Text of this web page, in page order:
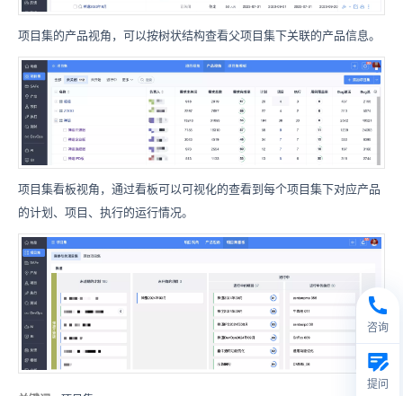
项目集的产品视角，可以按树状结构查看父项目集下关联的产品信息。
项目集看板视角，通过看板可以可视化的查看到每个项目集下对应产品
的计划、项目、执行的运行情况。
咨询
提问